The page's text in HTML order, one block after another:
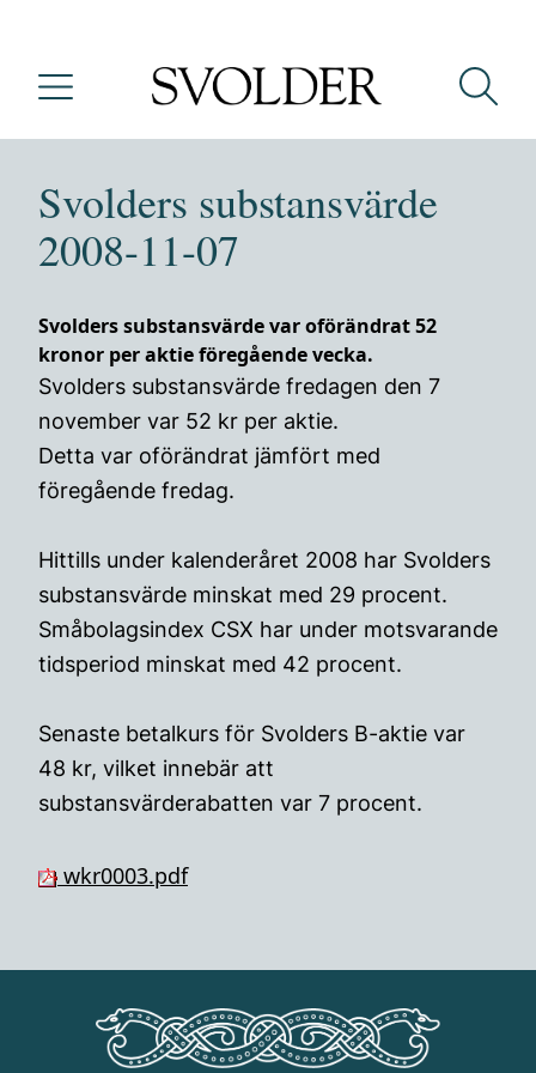
Svolders substansvärde
2008-11-07
Svolders substansvärde var oförändrat 52
kronor per aktie föregående vecka.
Svolders substansvärde fredagen den 7
november var 52 kr per aktie.
Detta var oförändrat jämfört med
föregående fredag.
Hittills under kalenderåret 2008 har Svolders
substansvärde minskat med 29 procent.
Småbolagsindex CSX har under motsvarande
tidsperiod minskat med 42 procent.
Senaste betalkurs för Svolders B-aktie var
48 kr, vilket innebär att
substansvärderabatten var 7 procent.
wkr0003.pdf